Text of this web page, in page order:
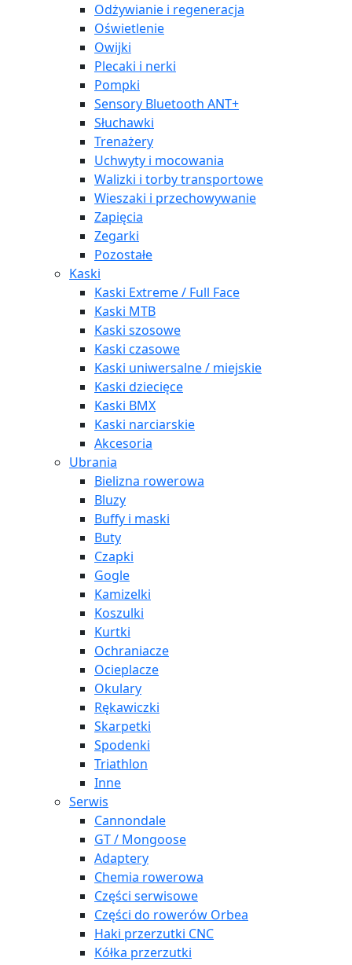
Odżywianie i regeneracja
Oświetlenie
Owijki
Plecaki i nerki
Pompki
Sensory Bluetooth ANT+
Słuchawki
Trenażery
Uchwyty i mocowania
Walizki i torby transportowe
Wieszaki i przechowywanie
Zapięcia
Zegarki
Pozostałe
Kaski
Kaski Extreme / Full Face
Kaski MTB
Kaski szosowe
Kaski czasowe
Kaski uniwersalne / miejskie
Kaski dziecięce
Kaski BMX
Kaski narciarskie
Akcesoria
Ubrania
Bielizna rowerowa
Bluzy
Buffy i maski
Buty
Czapki
Gogle
Kamizelki
Koszulki
Kurtki
Ochraniacze
Ocieplacze
Okulary
Rękawiczki
Skarpetki
Spodenki
Triathlon
Inne
Serwis
Cannondale
GT / Mongoose
Adaptery
Chemia rowerowa
Części serwisowe
Części do rowerów Orbea
Haki przerzutki CNC
Kółka przerzutki